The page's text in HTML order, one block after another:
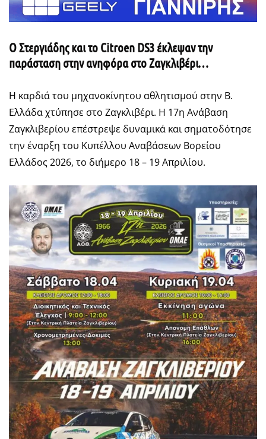
Ο Στεργιάδης και το Citroen DS3 έκλεψαν την
παράσταση στην ανηφόρα στο Ζαγκλιβέρι…
Η καρδιά του μηχανοκίνητου αθλητισμού στην Β.
Ελλάδα χτύπησε στο Ζαγκλιβέρι. Η 17η Ανάβαση
Ζαγκλιβερίου επέστρεψε δυναμικά και σηματοδότησε
την έναρξη του Κυπέλλου Αναβάσεων Βορείου
Ελλάδος 2026, το διήμερο 18 – 19 Απριλίου.